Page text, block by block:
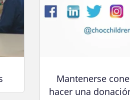
n
d
V
9
0
%
Mantenerse
hacer una